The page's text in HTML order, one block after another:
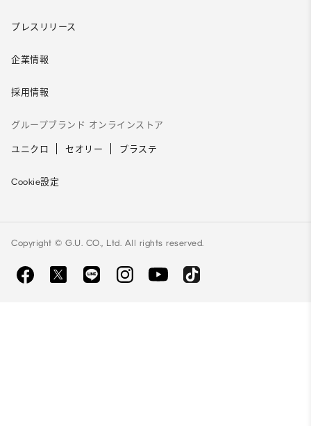
プレスリリース
企業情報
採用情報
グループブランド オンラインストア
ユニクロ セオリー プラステ
Cookie設定
Copyright © G.U. CO., Ltd. All rights reserved.